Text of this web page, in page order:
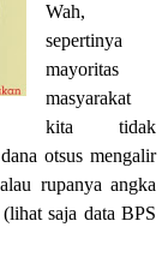
Wah,
sepertinya
mayoritas
masyarakat
kita tidak
otsus mengalir
rupanya angka
saja data BPS